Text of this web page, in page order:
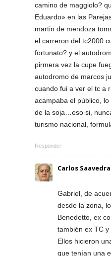
camino de maggiolo?
Eduardo» en las
martin de mendoza
el carreron del tc2000
fortunato? y el
pirmera vez la cupe
autodromo de marcos
cuando fui a ver el tc a
acampaba el público,
de la soja…eso si,
turismo nacional,
Responder
Carlos Saavedra
Gabriel, de
desde la zona,
Benedetto, ex
también ex TC y
Ellos hicieron
que tenían una